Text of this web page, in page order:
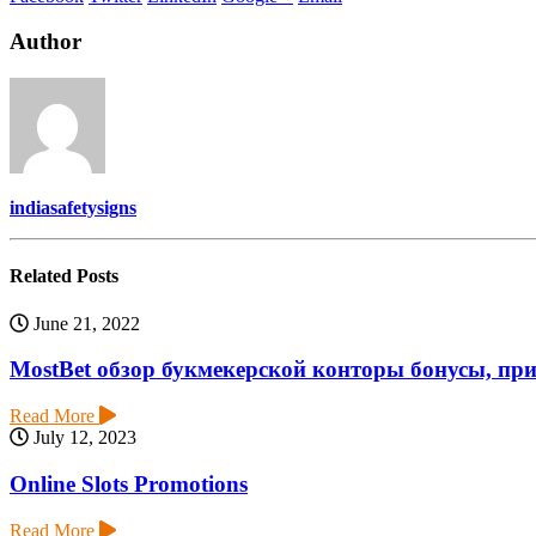
Author
indiasafetysigns
Related Posts
June 21, 2022
MostBet обзор букмекерской конторы бонусы,
Read More
July 12, 2023
Online Slots Promotions
Read More